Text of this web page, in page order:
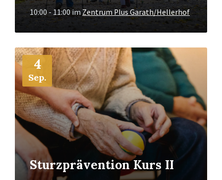
10:00 - 11:00imZentrum Plus Garath/Hellerhof
4
Sep.
Sturzprävention Kurs II
Mehr
Info